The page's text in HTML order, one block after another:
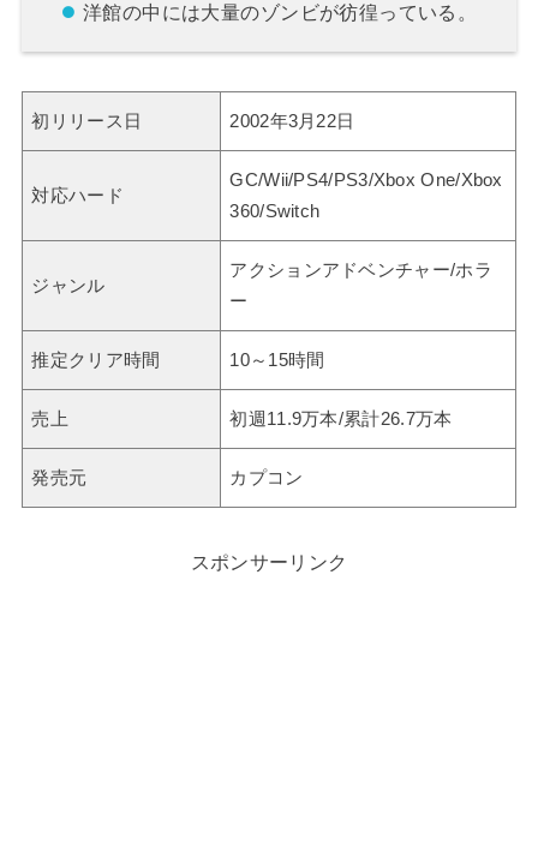
洋館の中には大量のゾンビが彷徨っている。
初リリース日 2002年3月22日
対応ハード
GC/Wii/PS4/PS3/Xbox One/Xbox
360/Switch
ジャンル
アクションアドベンチャー/ホラ
ー
推定クリア時間 10～15時間
売上 初週11.9万本/累計26.7万本
発売元 カプコン
スポンサーリンク